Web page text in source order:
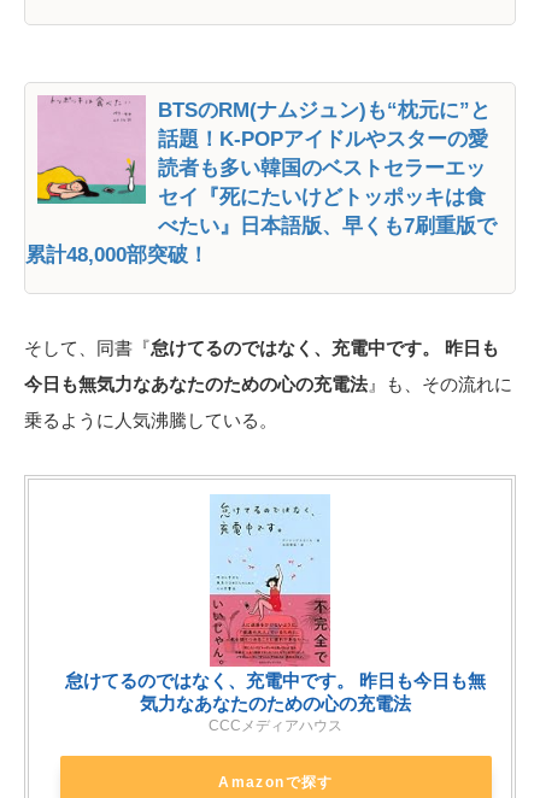
BTSのRM(ナムジュン)も“枕元に”と
話題！K-POPアイドルやスターの愛
読者も多い韓国のベストセラーエッ
セイ『死にたいけどトッポッキは食
べたい』日本語版、早くも7刷重版で
累計48,000部突破！
そして、同書『怠けてるのではなく、充電中です。 昨日も
今日も無気力なあなたのための心の充電法』も、その流れに
乗るように人気沸騰している。
怠けてるのではなく、充電中です。 昨日も今日も無
気力なあなたのための心の充電法
CCCメディアハウス
Amazonで探す